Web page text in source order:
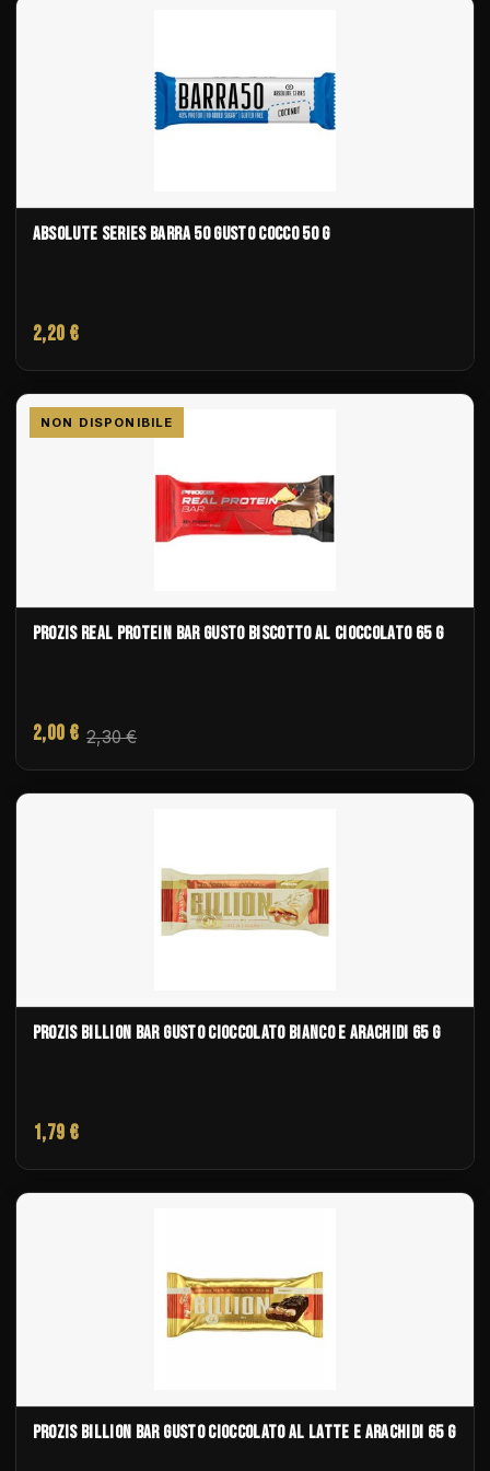
ABSOLUTE SERIES BARRA 50 GUSTO COCCO 50 G
2,20 €
-0,30 €
NON DISPONIBILE
PROZIS REAL PROTEIN BAR GUSTO BISCOTTO AL CIOCCOLATO 65 G
2,00 € 2,30 €
PROZIS BILLION BAR GUSTO CIOCCOLATO BIANCO E ARACHIDI 65 G
1,79 €
PROZIS BILLION BAR GUSTO CIOCCOLATO AL LATTE E ARACHIDI 65 G